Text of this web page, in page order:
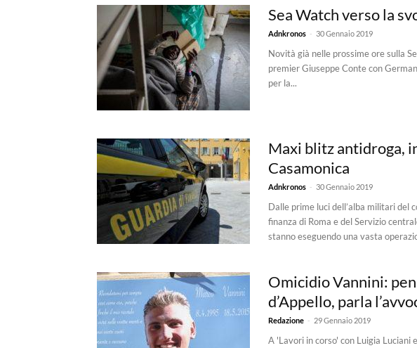
Sea Watch verso la
Adnkronos - 30 Gennaio 2019
Novità già nelle prossime ore sulla
premier Giuseppe Conte con
per la...
Maxi blitz antidroga,
Casamonica
Adnkronos - 30 Gennaio 2019
Dalle prime luci dell’alba militari del
finanza di Roma e del Servizio
stanno eseguendo una vasta
Omicidio Vannini:
d’Appello, parla
Redazione - 29 Gennaio 2019
A 'Lavori in corso' con Luigia